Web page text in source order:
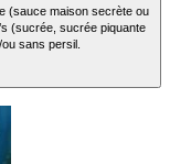
(sauce maison secrète ou
(sucrée, sucrée piquante
sans persil.